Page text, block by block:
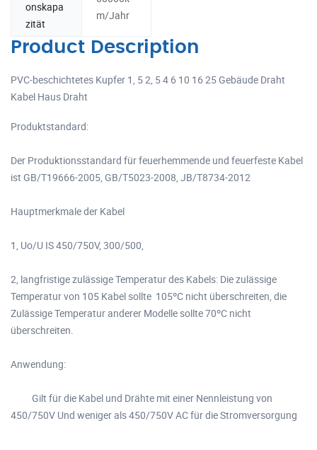
onskapa
zität
m/Jahr
Product Description
PVC-beschichtetes Kupfer 1, 5 2, 5 4 6 10 16 25 Gebäude Draht
Kabel Haus Draht
Produktstandard:
Der Produktionsstandard für feuerhemmende und feuerfeste Kabel
ist GB/T19666-2005, GB/T5023-2008, JB/T8734-2012
Hauptmerkmale der Kabel
1, Uo/U IS 450/750V, 300/500,
2, langfristige zulässige Temperatur des Kabels: Die zulässige
Temperatur von 105 Kabel sollte 105ºC nicht überschreiten, die
Zulässige Temperatur anderer Modelle sollte 70ºC nicht
überschreiten.
Anwendung:
Gilt für die Kabel und Drähte mit einer Nennleistung von
450/750V Und weniger als 450/750V AC für die Stromversorgung